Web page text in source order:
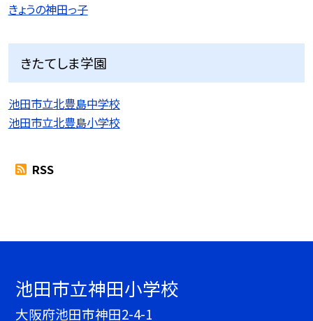
きょうの神田っ子
きたてしま学園
池田市立北豊島中学校
池田市立北豊島小学校
RSS
池田市立神田小学校
大阪府池田市神田2-4-1